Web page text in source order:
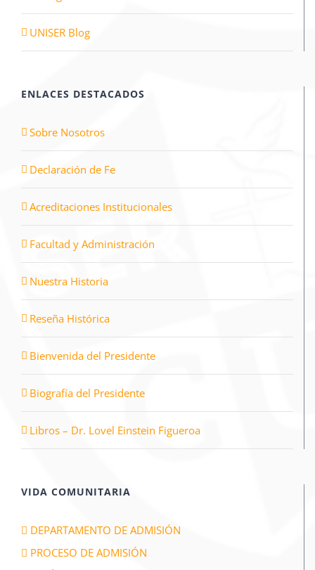
UNISER Blog
ENLACES DESTACADOS
Sobre Nosotros
Declaración de Fe
Acreditaciones Institucionales
Facultad y Administración
Nuestra Historia
Reseña Histórica
Bienvenida del Presidente
Biografía del Presidente
Libros – Dr. Lovel Einstein Figueroa
VIDA COMUNITARIA
DEPARTAMENTO DE ADMISIÓN
PROCESO DE ADMISIÓN